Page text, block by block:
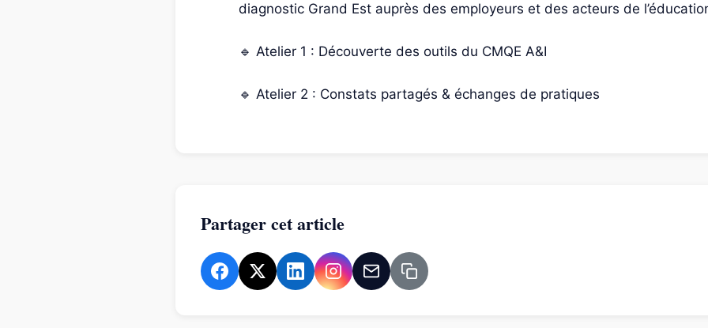
diagnostic Grand Est auprès des employeurs et des acteurs de
🔹 Atelier 1 : Découverte des outils du CMQE A&I
🔹 Atelier 2 : Constats partagés & échanges de pratiques
Partager cet article